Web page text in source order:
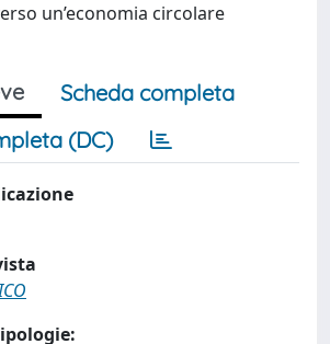
un’economia circolare
Scheda completa
(DC)